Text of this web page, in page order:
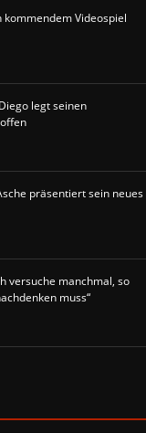
kommendem Videospiel
legt seinen
präsentiert sein neues
versuche manchmal, so
muss“